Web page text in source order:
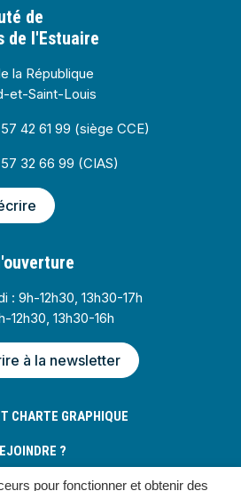
pour fonctionner et obtenir des
de
de l'Estuaire
la République
et-Saint-Louis
42 61 99 (siège CCE)
32 66 99 (CIAS)
: 9h-12h30, 13h30-17h
12h30, 13h30-16h
à la newsletter
CHARTE GRAPHIQUE
?
PUBLICS